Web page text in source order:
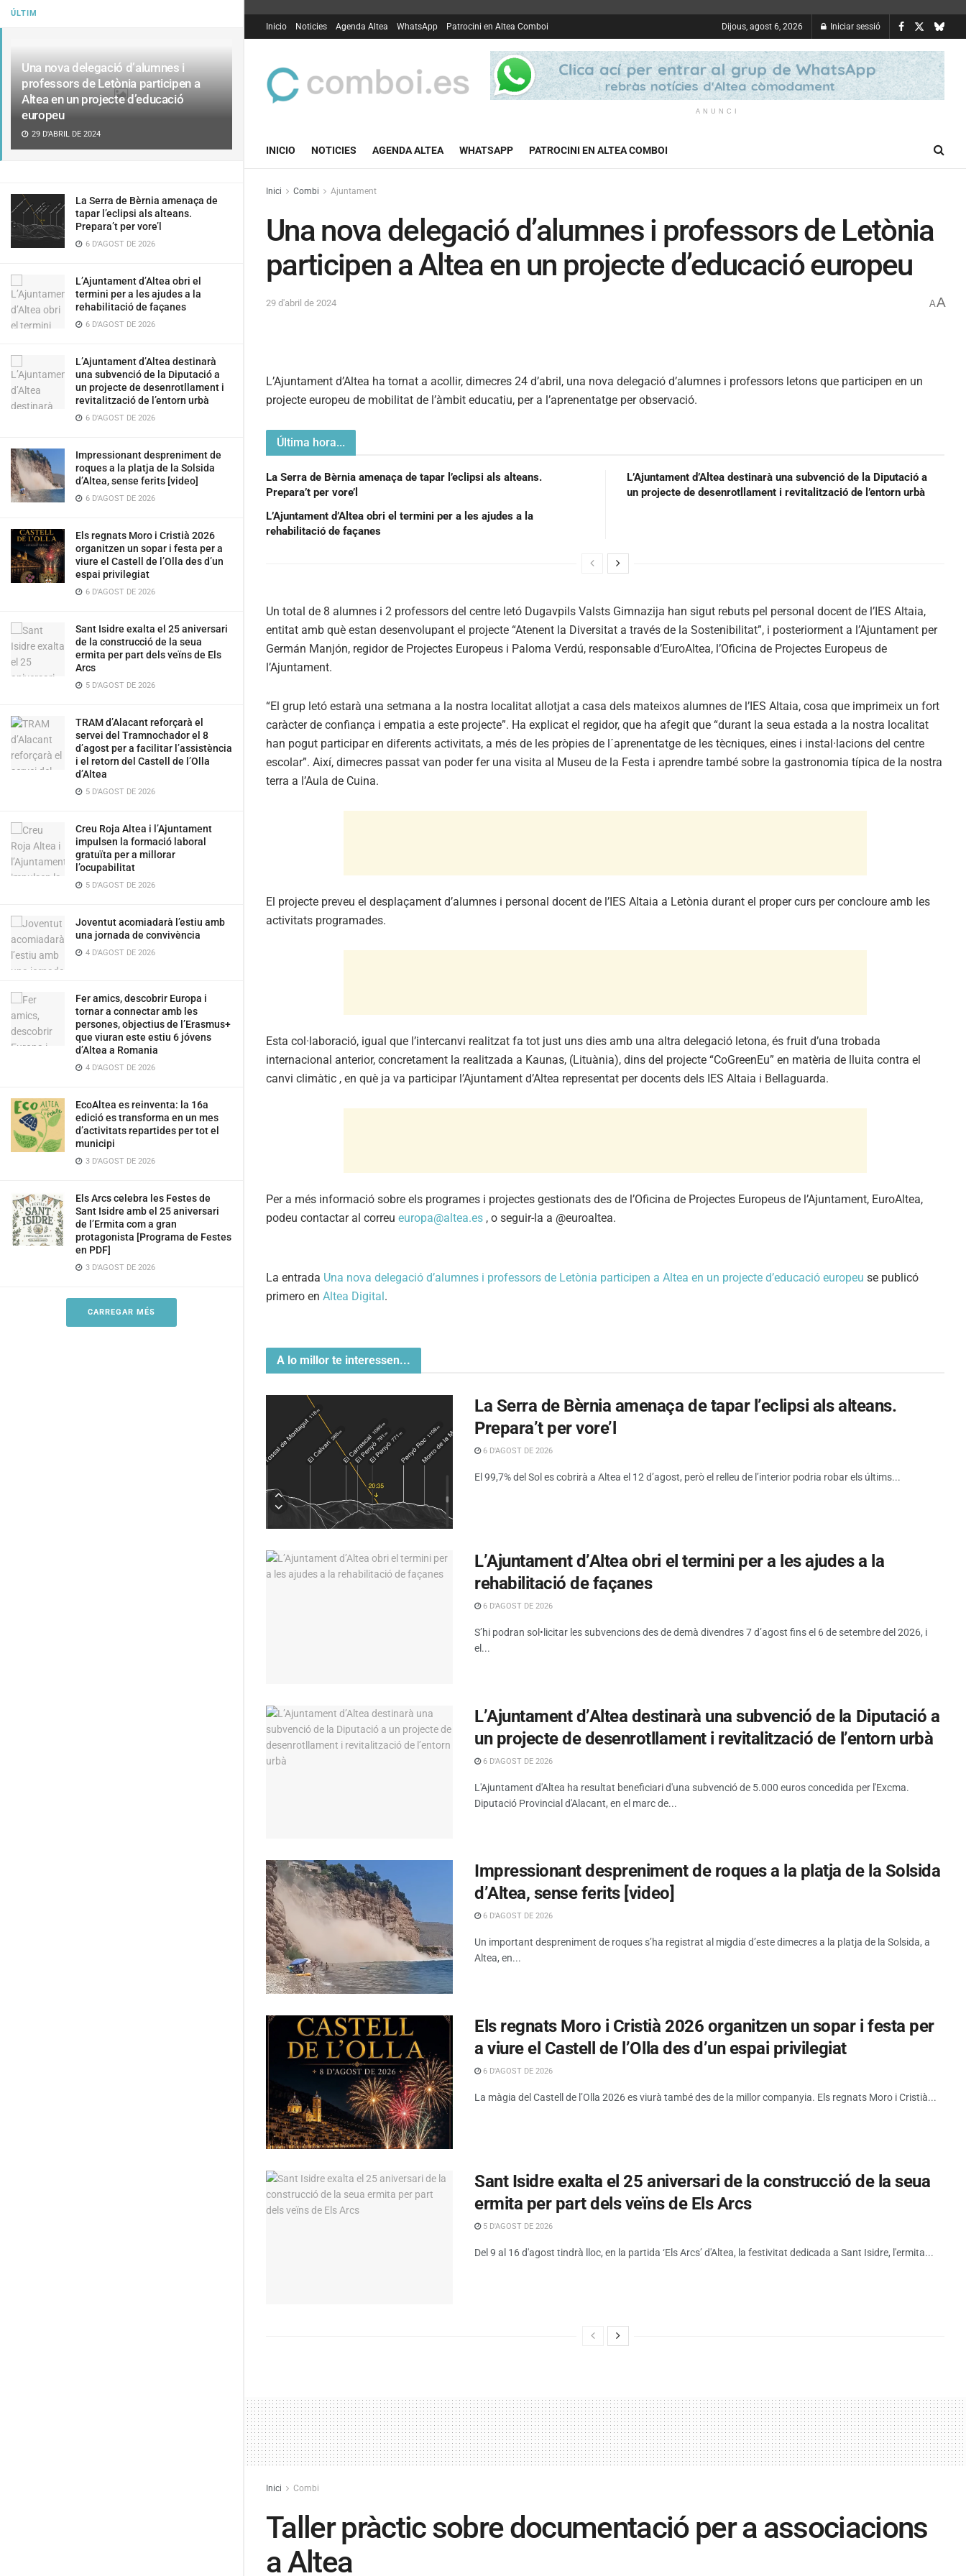
ÚLTIM
Una nova delegació d’alumnes i
professors de Letònia participen a
Altea en un projecte d’educació
europeu
29 D'ABRIL DE 2024
La Serra de Bèrnia amenaça de
tapar l’eclipsi als alteans.
Prepara’t per vore’l
6 D'AGOST DE 2026
L’Ajuntament d’Altea obri el
termini per a les ajudes a la
rehabilitació de façanes
6 D'AGOST DE 2026
L’Ajuntament d’Altea destinarà
una subvenció de la Diputació a
un projecte de desenrotllament i
revitalització de l’entorn urbà
6 D'AGOST DE 2026
Impressionant despreniment de
roques a la platja de la Solsida
d’Altea, sense ferits [video]
6 D'AGOST DE 2026
Els regnats Moro i Cristià 2026
organitzen un sopar i festa per a
viure el Castell de l’Olla des d’un
espai privilegiat
6 D'AGOST DE 2026
Sant Isidre exalta el 25 aniversari
de la construcció de la seua
ermita per part dels veïns de Els
Arcs
5 D'AGOST DE 2026
TRAM d’Alacant reforçarà el
servei del Tramnochador el 8
d’agost per a facilitar l’assistència
i el retorn del Castell de l’Olla
d’Altea
5 D'AGOST DE 2026
Creu Roja Altea i l’Ajuntament
impulsen la formació laboral
gratuïta per a millorar
l’ocupabilitat
5 D'AGOST DE 2026
Joventut acomiadarà l’estiu amb
una jornada de convivència
4 D'AGOST DE 2026
Fer amics, descobrir Europa i
tornar a connectar amb les
persones, objectius de l’Erasmus+
que viuran este estiu 6 jóvens
d’Altea a Romania
4 D'AGOST DE 2026
EcoAltea es reinventa: la 16a
edició es transforma en un mes
d’activitats repartides per tot el
municipi
3 D'AGOST DE 2026
Els Arcs celebra les Festes de
Sant Isidre amb el 25 aniversari
de l’Ermita com a gran
protagonista [Programa de Festes
en PDF]
3 D'AGOST DE 2026
CARREGAR MÉS
Inicio Noticies Agenda Altea WhatsApp Patrocini en Altea Comboi Dijous, agost 6, 2026 Iniciar sessió
ANUNCI
INICIO NOTICIES AGENDA ALTEA WHATSAPP PATROCINI EN ALTEA COMBOI
Inici Combi Ajuntament
Una nova delegació d’alumnes i professors de Letònia
participen a Altea en un projecte d’educació europeu
29 d'abril de 2024 AA
L’Ajuntament d’Altea ha tornat a acollir, dimecres 24 d’abril, una nova delegació d’alumnes i professors letons que participen en un
projecte europeu de mobilitat de l’àmbit educatiu, per a l’aprenentatge per observació.
Última hora...
La Serra de Bèrnia amenaça de tapar l’eclipsi als alteans.
Prepara’t per vore’l
L’Ajuntament d’Altea obri el termini per a les ajudes a la
rehabilitació de façanes
L’Ajuntament d’Altea destinarà una subvenció de la Diputació a
un projecte de desenrotllament i revitalització de l’entorn urbà
Un total de 8 alumnes i 2 professors del centre letó Dugavpils Valsts Gimnazija han sigut rebuts pel personal docent de l’IES Altaia,
entitat amb què estan desenvolupant el projecte “Atenent la Diversitat a través de la Sostenibilitat”, i posteriorment a l’Ajuntament per
Germán Manjón, regidor de Projectes Europeus i Paloma Verdú, responsable d’EuroAltea, l’Oficina de Projectes Europeus de
l’Ajuntament.
“El grup letó estarà una setmana a la nostra localitat allotjat a casa dels mateixos alumnes de l’IES Altaia, cosa que imprimeix un fort
caràcter de confiança i empatia a este projecte”. Ha explicat el regidor, que ha afegit que “durant la seua estada a la nostra localitat
han pogut participar en diferents activitats, a més de les pròpies de l´aprenentatge de les tècniques, eines i instal·lacions del centre
escolar”. Així, dimecres passat van poder fer una visita al Museu de la Festa i aprendre també sobre la gastronomia típica de la nostra
terra a l’Aula de Cuina.
El projecte preveu el desplaçament d’alumnes i personal docent de l’IES Altaia a Letònia durant el proper curs per concloure amb les
activitats programades.
Esta col·laboració, igual que l’intercanvi realitzat fa tot just uns dies amb una altra delegació letona, és fruit d’una trobada
internacional anterior, concretament la realitzada a Kaunas, (Lituània), dins del projecte “CoGreenEu” en matèria de lluita contra el
canvi climàtic , en què ja va participar l’Ajuntament d’Altea representat per docents dels IES Altaia i Bellaguarda.
Per a més informació sobre els programes i projectes gestionats des de l’Oficina de Projectes Europeus de l’Ajuntament, EuroAltea,
podeu contactar al correu europa@altea.es , o seguir-la a @euroaltea.
La entrada Una nova delegació d’alumnes i professors de Letònia participen a Altea en un projecte d’educació europeu se publicó
primero en Altea Digital.
A lo millor te interessen...
La Serra de Bèrnia amenaça de tapar l’eclipsi als alteans.
Prepara’t per vore’l
6 D'AGOST DE 2026
El 99,7% del Sol es cobrirà a Altea el 12 d’agost, però el relleu de l’interior podria robar els últims...
L’Ajuntament d’Altea obri el termini per a les ajudes a la
rehabilitació de façanes
6 D'AGOST DE 2026
S’hi podran sol•licitar les subvencions des de demà divendres 7 d’agost fins el 6 de setembre del 2026, i
el...
L’Ajuntament d’Altea destinarà una subvenció de la Diputació a
un projecte de desenrotllament i revitalització de l’entorn urbà
6 D'AGOST DE 2026
L'Ajuntament d'Altea ha resultat beneficiari d'una subvenció de 5.000 euros concedida per l'Excma.
Diputació Provincial d'Alacant, en el marc de...
Impressionant despreniment de roques a la platja de la Solsida
d’Altea, sense ferits [video]
6 D'AGOST DE 2026
Un important despreniment de roques s’ha registrat al migdia d’este dimecres a la platja de la Solsida, a
Altea, en...
Els regnats Moro i Cristià 2026 organitzen un sopar i festa per
a viure el Castell de l’Olla des d’un espai privilegiat
6 D'AGOST DE 2026
La màgia del Castell de l’Olla 2026 es viurà també des de la millor companyia. Els regnats Moro i Cristià...
Sant Isidre exalta el 25 aniversari de la construcció de la seua
ermita per part dels veïns de Els Arcs
5 D'AGOST DE 2026
Del 9 al 16 d'agost tindrà lloc, en la partida ‘Els Arcs’ d'Altea, la festivitat dedicada a Sant Isidre, l'ermita...
Inici Combi
Taller pràctic sobre documentació per a associacions
a Altea